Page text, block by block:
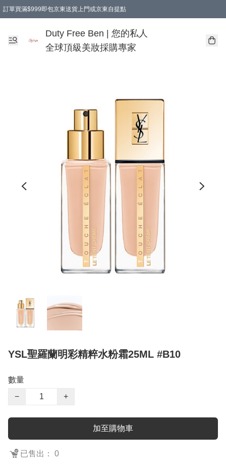
訂單買滿$999即包京東送貨上門或京東自提點
Duty Free Ben | 您的私人
全球頂級美妝採購專家
YSL聖羅蘭明彩精粹水粉霜25ML #B10
數量
−
+
加至購物車
已售出： 0